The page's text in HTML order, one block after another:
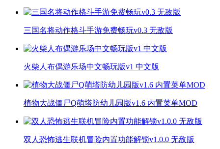
三国名将动作格斗手游免费畅玩v0.3 无敌版
火柴人布偶游乐场中文畅玩版v1 中文版
植物大战僵尸Q萌塔防幼儿园版v1.6 内置菜单MOD
双人恐怖逃生联机冒险内置功能解锁v1.0.0 无敌版